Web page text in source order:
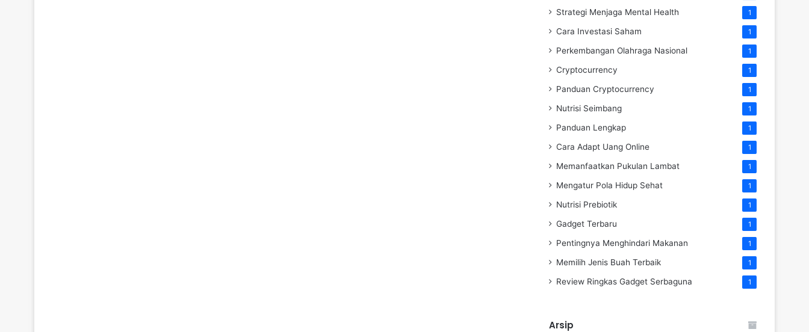
Strategi Menjaga Mental Health 1
Cara Investasi Saham 1
Perkembangan Olahraga Nasional 1
Cryptocurrency 1
Panduan Cryptocurrency 1
Nutrisi Seimbang 1
Panduan Lengkap 1
Cara Adapt Uang Online 1
Memanfaatkan Pukulan Lambat 1
Mengatur Pola Hidup Sehat 1
Nutrisi Prebiotik 1
Gadget Terbaru 1
Pentingnya Menghindari Makanan 1
Memilih Jenis Buah Terbaik 1
Review Ringkas Gadget Serbaguna 1
Arsip